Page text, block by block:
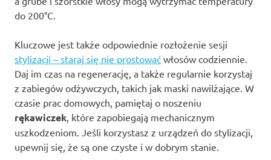
do 200°C.
Kluczowe jest także odpowiednie rozłożenie sesji
stylizacji – staraj się nie prostować włosów codziennie.
Daj im czas na regenerację, a także regularnie korzystaj
z zabiegów odżywczych, takich jak maski nawilżające. W
czasie prac domowych, pamiętaj o noszeniu
rękawiczek, które zapobiegają mechanicznym
uszkodzeniom. Jeśli korzystasz z urządzeń do stylizacji,
upewnij się, że są one czyste i w dobrym stanie.